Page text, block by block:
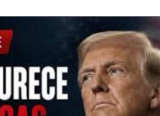
digital dedicada a conectar e
de los acontecimientos